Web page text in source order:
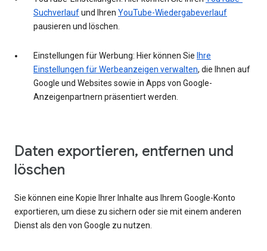
Suchverlaufund Ihren YouTube-Wiedergabeverlauf
pausieren und löschen.
Einstellungen für Werbung: Hier können Sie Ihre
Einstellungen für Werbeanzeigen verwalten, die Ihnen auf
Google und Websites sowie in Apps von Google-
Anzeigenpartnern präsentiert werden.
Daten exportieren, entfernen und
löschen
Sie können eine Kopie Ihrer Inhalte aus Ihrem Google-Konto
exportieren, um diese zu sichern oder sie mit einem anderen
Dienst als den von Google zu nutzen.